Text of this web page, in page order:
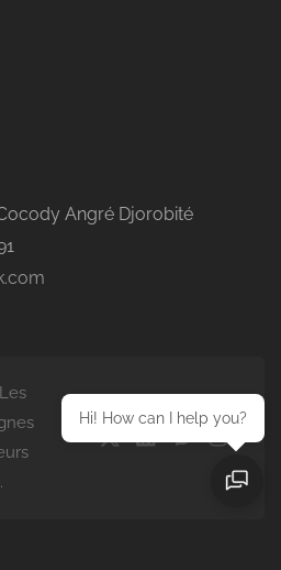
Angré Djorobité
Hi! How can I help you?